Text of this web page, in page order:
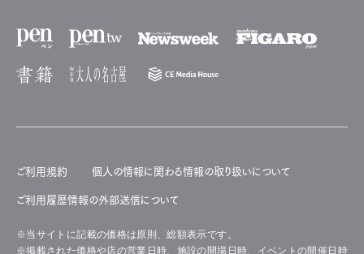
ご利用規約 個人の情報に関わる情報の取り扱いについて
ご利用履歴情報の外部送信について
※当サイトに記載の価格は原則、総額表示です。
※掲載された価格や店の営業日時、施設の開場日時、イベントの開催日時